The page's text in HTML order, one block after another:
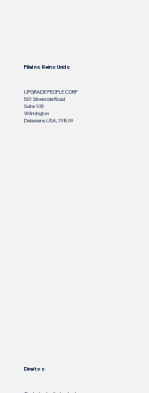
Filial no Reino Unido
UPGRADE PEOPLE CORP
501 Silverside Road
Suite 105
Wilmington
Delaware, USA, 19809
Direitos